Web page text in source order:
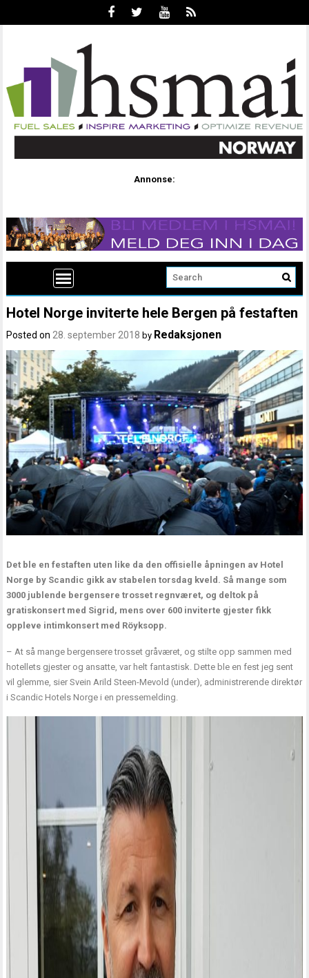
Annonse:
Hotel Norge inviterte hele Bergen på festaften
Posted on28. september 2018 by Redaksjonen
Det ble en festaften uten like da den offisielle åpningen av Hotel
Norge by Scandic gikk av stabelen torsdag kveld. Så mange som
3000 jublende bergensere trosset regnværet, og deltok på
gratiskonsert med Sigrid, mens over 600 inviterte gjester fikk
oppleve intimkonsert med Röyksopp.
– At så mange bergensere trosset gråværet, og stilte opp sammen med
hotellets gjester og ansatte, var helt fantastisk. Dette ble en fest jeg sent
vil glemme, sier Svein Arild Steen-Mevold (under), administrerende direktør
i Scandic Hotels Norge i en pressemelding.